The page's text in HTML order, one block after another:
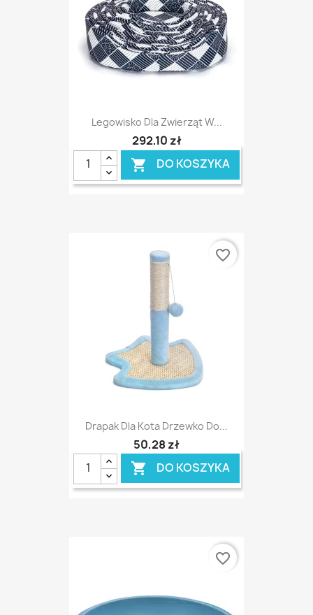
Legowisko Dla Zwierząt W...
292,10 zł
 DO KOSZYKA
Drapak Dla Kota Drzewko Do...
50,28 zł
 DO KOSZYKA
favorite_border
favorite_border